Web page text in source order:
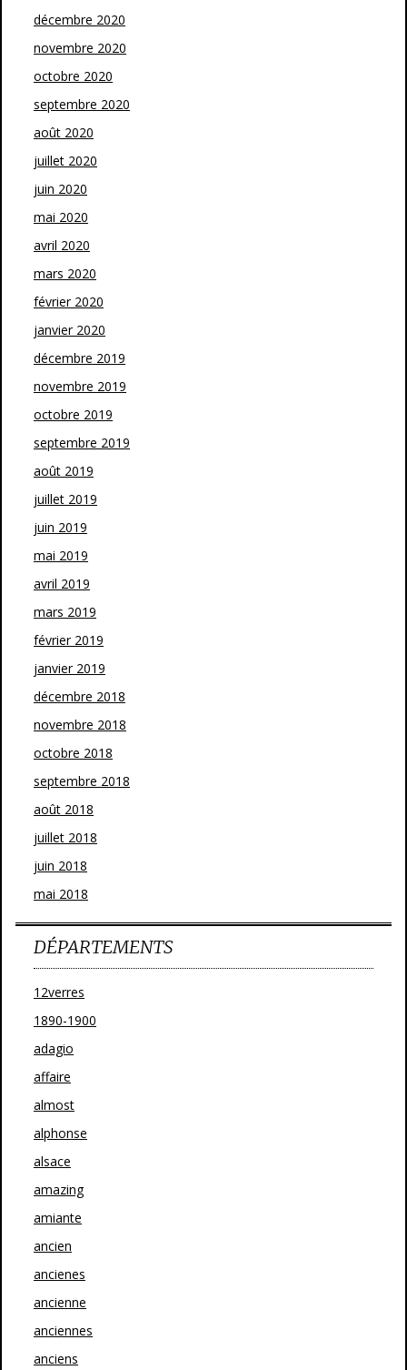
décembre 2020
novembre 2020
octobre 2020
septembre 2020
août 2020
juillet 2020
juin 2020
mai 2020
avril 2020
mars 2020
février 2020
janvier 2020
décembre 2019
novembre 2019
octobre 2019
septembre 2019
août 2019
juillet 2019
juin 2019
mai 2019
avril 2019
mars 2019
février 2019
janvier 2019
décembre 2018
novembre 2018
octobre 2018
septembre 2018
août 2018
juillet 2018
juin 2018
mai 2018
DÉPARTEMENTS
12verres
1890-1900
adagio
affaire
almost
alphonse
alsace
amazing
amiante
ancien
ancienes
ancienne
anciennes
anciens